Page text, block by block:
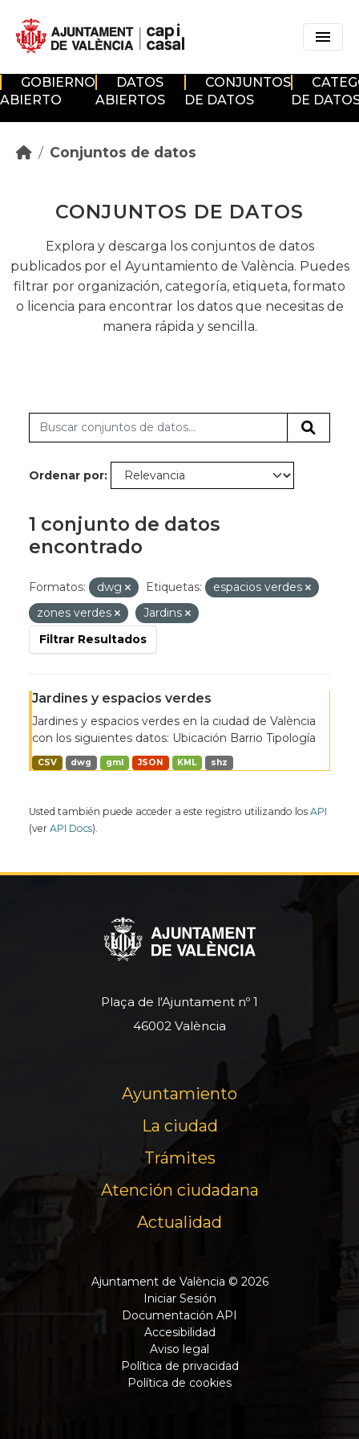
GOBIERNO
ABIERTO
DATOS
ABIERTOS
CONJUNTOS
DE DATOS
DE
Conjuntos de datos
CONJUNTOS DE DATOS
Explora y descarga los conjuntos de datos
publicados por el Ayuntamiento de València. Puedes
filtrar por organización, categoría, etiqueta, formato
o licencia para encontrar los datos que necesitas de
manera rápida y sencilla.
Ordenar por
1 conjunto de datos
encontrado
Formatos: dwg Etiquetas:
espacios verdes
zones verdes
Jardins
Filtrar Resultados
Jardines y espacios verdes
Jardines y espacios verdes en la ciudad de València
con los siguientes datos: Ubicación Barrio Tipología
CSV dwg gml JSON KML shz
Usted también puede acceder a este registro utilizando los API
(ver API Docs).
Plaça de l'Ajuntament nº 1
46002 València
Ayuntamiento
La ciudad
Trámites
Atención ciudadana
Actualidad
Ajuntament de València © 2026
Iniciar Sesión
Documentación API
Accesibilidad
Aviso legal
Política de privacidad
Política de cookies